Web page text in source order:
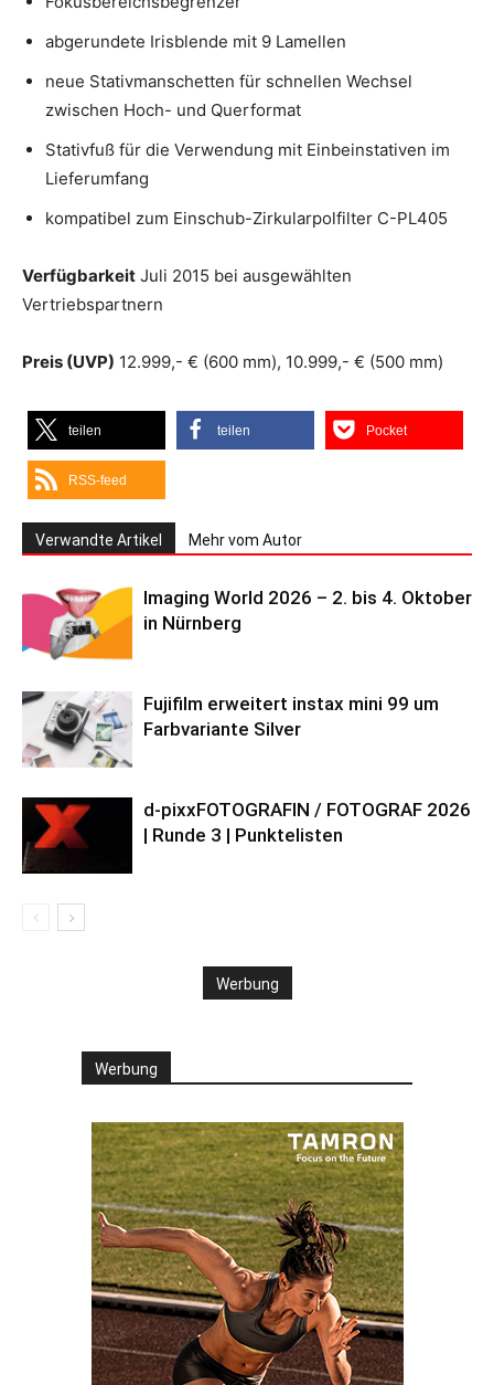
abgerundete Irisblende mit 9 Lamellen
neue Stativmanschetten für schnellen Wechsel
zwischen Hoch- und Querformat
Stativfuß für die Verwendung mit Einbeinstativen im
Lieferumfang
kompatibel zum Einschub-Zirkularpolfilter C-PL405
Verfügbarkeit Juli 2015 bei ausgewählten
Vertriebspartnern
Preis (UVP) 12.999,- € (600 mm), 10.999,- € (500 mm)
teilen teilen Pocket
RSS-feed
Verwandte Artikel Mehr vom Autor
Imaging World 2026 – 2. bis 4. Oktober
in Nürnberg
Fujifilm erweitert instax mini 99 um
Farbvariante Silver
d-pixxFOTOGRAFIN / FOTOGRAF 2026
| Runde 3 | Punktelisten
Werbung
Werbung